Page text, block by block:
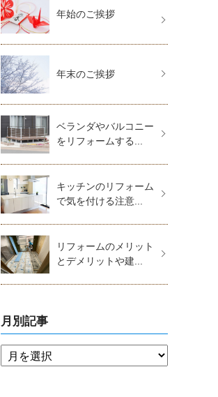
年始のご挨拶
年末のご挨拶
ベランダやバルコニー
をリフォームする...
キッチンのリフォーム
で気を付ける注意...
リフォームのメリット
とデメリットや建...
月別記事